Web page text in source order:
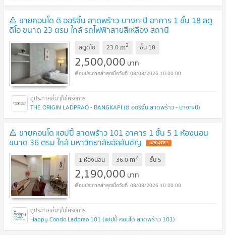
🔺 ขายคอนโด ดิ ออริจิ้น ลาดพร้าว-บางกะปิ อาคาร 1 ชั้น 18 สตู
ดิโอ ขนาด 23 ตรม ใกล้ รถไฟฟ้าสายสีเหลือง สถานี
บางกะปิ
สตูดิโอ 23.0 m2 ชั้น 18
2,500,000 บาท
08/08/2026 10:00:00
THE ORIGIN LADPRAO - BANGKAPI (ดิ ออริจิ้น ลาดพร้าว - บางกะปิ)
🔺 ขายคอนโด แฮปปี้ ลาดพร้าว 101 อาคาร 1 ชั้น 5 1 ห้องนอน
ขนาด 36 ตรม ใกล้ มหาวิทยาลัยอัสสัมชัญ
1 ห้องนอน 36.0 m2 ชั้น 5
2,190,000 บาท
08/08/2026 10:00:00
Happy Condo Ladprao 101 (แฮปปี้ คอนโด ลาดพร้าว 101)